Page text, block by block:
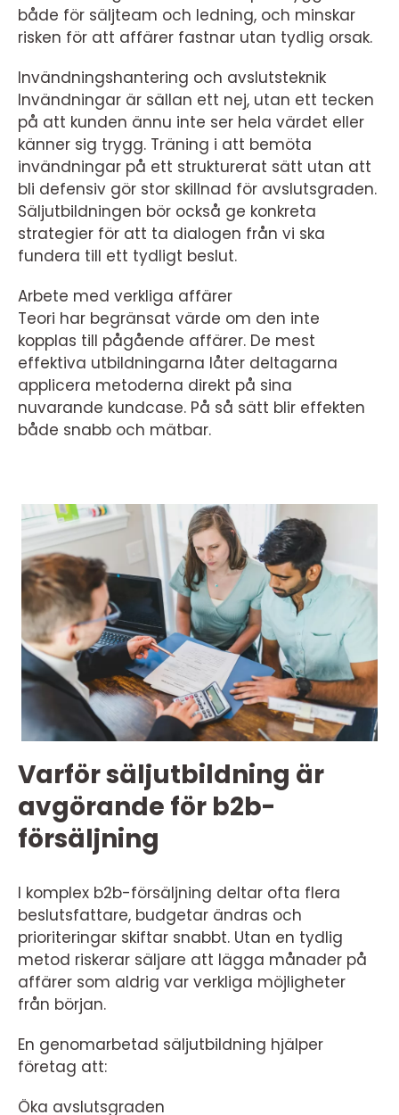
både för säljteam och ledning, och minskar
risken för att affärer fastnar utan tydlig orsak.
Invändningshantering och avslutsteknik
Invändningar är sällan ett nej, utan ett tecken
på att kunden ännu inte ser hela värdet eller
känner sig trygg. Träning i att bemöta
invändningar på ett strukturerat sätt utan att
bli defensiv gör stor skillnad för avslutsgraden.
Säljutbildningen bör också ge konkreta
strategier för att ta dialogen från vi ska
fundera till ett tydligt beslut.
Arbete med verkliga affärer
Teori har begränsat värde om den inte
kopplas till pågående affärer. De mest
effektiva utbildningarna låter deltagarna
applicera metoderna direkt på sina
nuvarande kundcase. På så sätt blir effekten
både snabb och mätbar.
Varför säljutbildning är
avgörande för b2b-
försäljning
I komplex b2b-försäljning deltar ofta flera
beslutsfattare, budgetar ändras och
prioriteringar skiftar snabbt. Utan en tydlig
metod riskerar säljare att lägga månader på
affärer som aldrig var verkliga möjligheter
från början.
En genomarbetad säljutbildning hjälper
företag att:
Öka avslutsgraden